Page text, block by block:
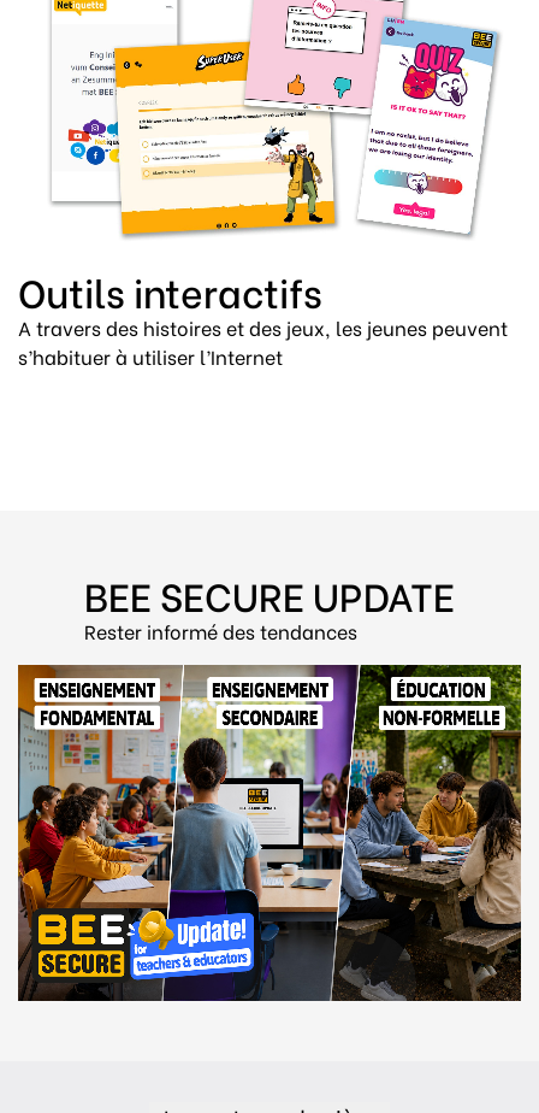
Outils interactifs
A travers des histoires et des jeux, les jeunes peuvent
s’habituer à utiliser l’Internet
BEE SECURE UPDATE
Rester informé des tendances